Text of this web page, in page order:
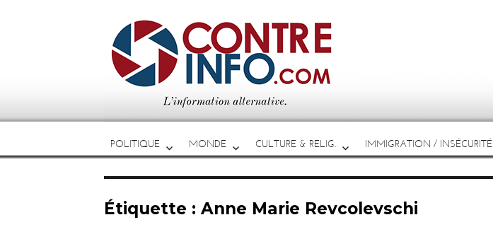
POLITIQUE MONDE CULTURE & RELIG. IMMIGRATION / INSÉCURITÉ
Étiquette : Anne Marie Revcolevschi